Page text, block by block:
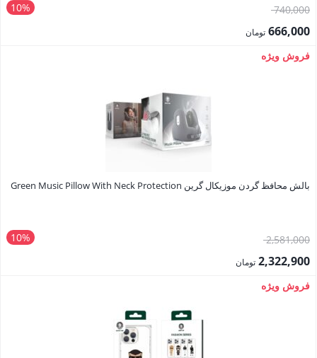
10% 740,000قیمت
اصلی:666,000 تومان
قیمت
فروش ویژه
بالش محافظ گردن موزیکال گرین Green Music Pillow With Neck Protection
10% 2,581,000قیمت
اصلی:2,322,900 تومان
قیمت
فروش ویژه